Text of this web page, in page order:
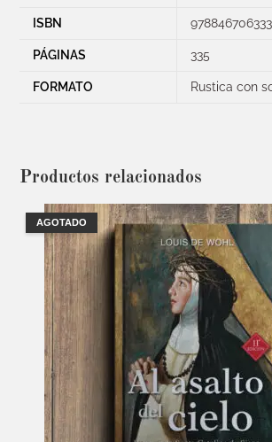
ISBN
PÁGINAS 335
FORMATO Rustica con
Productos relacionados
AGOTADO